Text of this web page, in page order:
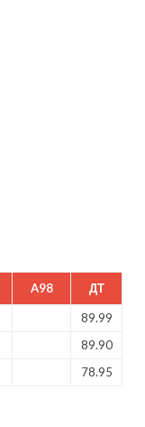
A98 ДТ
89.99
89.90
78.95